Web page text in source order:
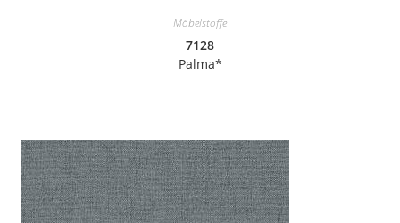
Möbelstoffe
7128
Palma*